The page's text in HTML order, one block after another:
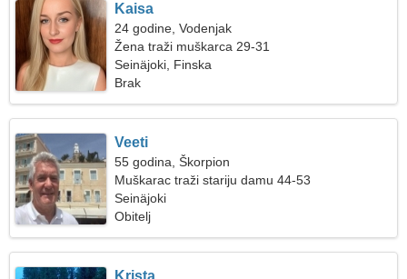
Kaisa
24 godine, Vodenjak
Žena traži muškarca 29-31
Seinäjoki, Finska
Brak
Veeti
55 godina, Škorpion
Muškarac traži stariju damu 44-53
Seinäjoki
Obitelj
Krista